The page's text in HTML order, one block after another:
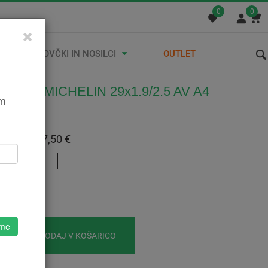
0 0
STREŠNI KOVČKI IN NOSILCI OUTLET
MICHELIN 29x1.9/2.5 AV A4
7,50 €
29"
DODAJ V KOŠARICO